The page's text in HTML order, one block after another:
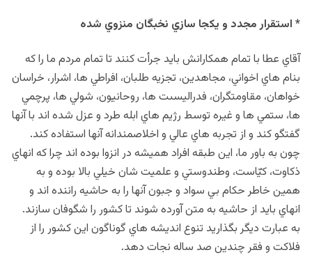
* استقرار مجدد و يكجا سازي نخبگان منزوي شده
آقاي عطا با تمام همكارانش بايد جرأت كنند تا تمام مردم ما را كه
بنام هاي اخواني، مجاهدين، تجزيه طلبان، افراطي ها، اشرار، خراسان
خواهان، مقاومتگران، فدراليسىت ها، روحانيون، شولي ها، پرچمي
ها، ستمي ها و غيره توسط رژيم هاي ابله طرد و عزل شده اند با آنها
گفتگو كند و از تجربه هاي عالي و اخلاصمندانه آنها استفاده كند.
چون به باور ما، اين طبقه افراد هميشه در انزوا بوده اند چرا كه انهاي
ذكاوت، كيّاست، وطندوستي و علميت شان خيلي بالا بوده و به
همين خاطر حكام بي سواد و جبون آنها را به حاشيه راننده اند و
انهاي بايد از حاشيه به متن آورده شوند تا كشور را شگوفان سازند.
به عبارت ديگر بگذاريد تنوع انديشه هاي گوناگون اين كشور را از
فلاكت و فقر چندين صد ساله نجات دهد.